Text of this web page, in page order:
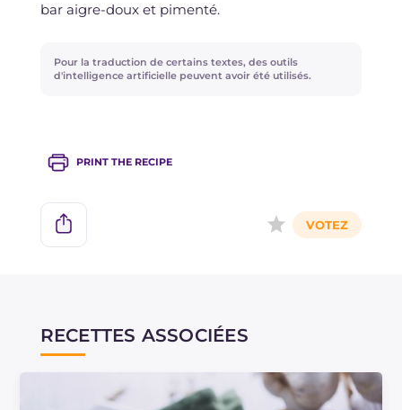
bar aigre-doux et pimenté.
Pour la traduction de certains textes, des outils
d'intelligence artificielle peuvent avoir été utilisés.
PRINT THE RECIPE
RECETTES ASSOCIÉES